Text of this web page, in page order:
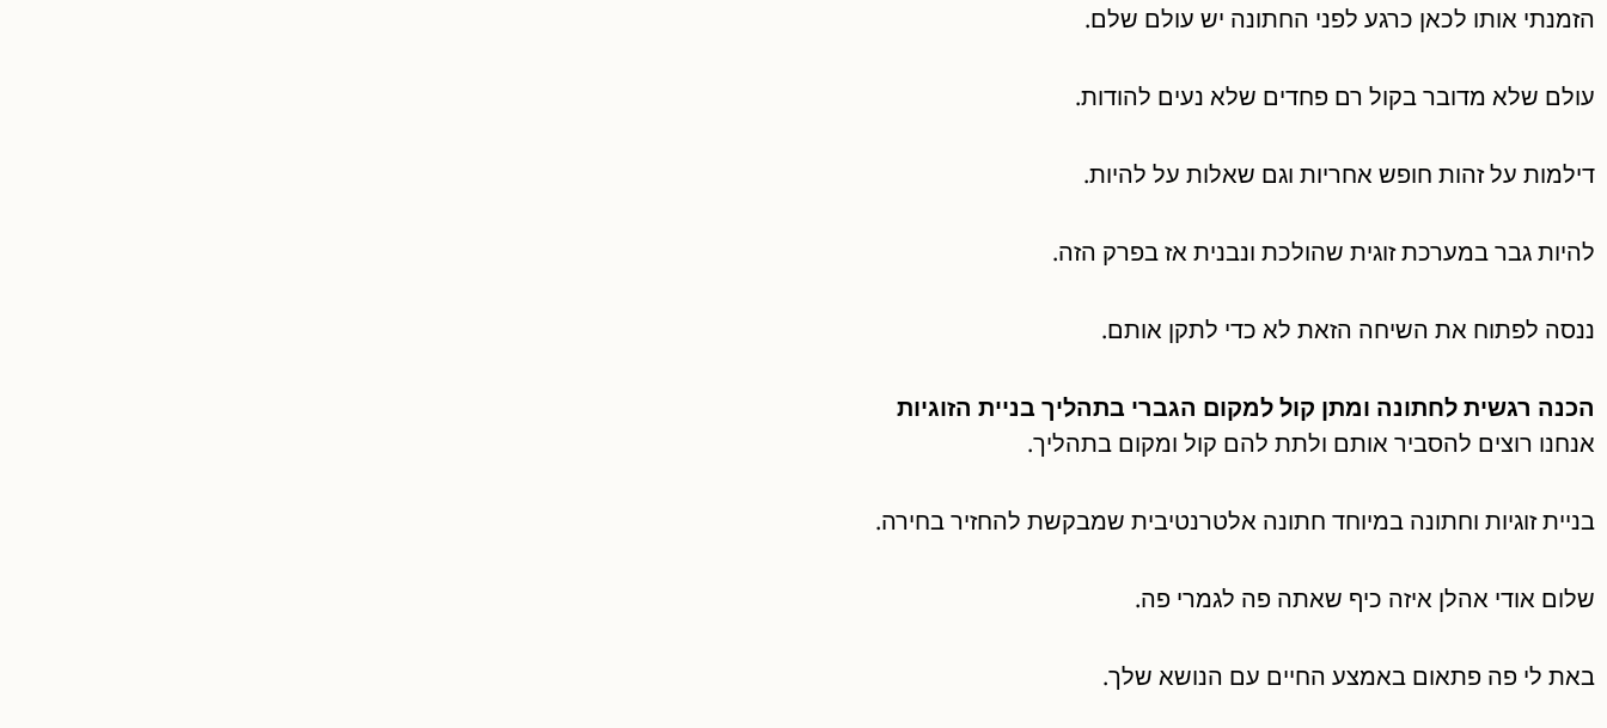
הזמנתי אותו לכאן כרגע לפני החתונה יש עולם שלם.
עולם שלא מדובר בקול רם פחדים שלא נעים להודות.
דילמות על זהות חופש אחריות וגם שאלות על להיות.
להיות גבר במערכת זוגית שהולכת ונבנית אז בפרק הזה.
ננסה לפתוח את השיחה הזאת לא כדי לתקן אותם.
הכנה רגשית לחתונה ומתן קול למקום הגברי בתהליך בניית הזוגיות
אנחנו רוצים להסביר אותם ולתת להם קול ומקום בתהליך.
בניית זוגיות וחתונה במיוחד חתונה אלטרנטיבית שמבקשת להחזיר בחירה.
שלום אודי אהלן איזה כיף שאתה פה לגמרי פה.
באת לי פה פתאום באמצע החיים עם הנושא שלך.